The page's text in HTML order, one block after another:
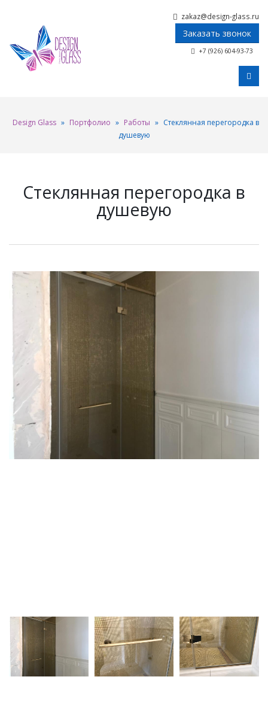
zakaz@design-glass.ru
Заказать звонок
+7 (926) 604-93-73
Design Glass » Портфолио » Работы » Стеклянная перегородка в
душевую
Стеклянная перегородка в
душевую